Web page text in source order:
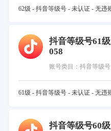
62级 - 抖音等级号 - 未认证 - 无违
抖音等级号61
058
账号类目：抖音等级号
61级 - 抖音等级号 - 未认证 - 无违
抖音等级号60